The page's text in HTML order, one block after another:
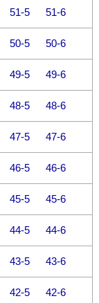
51-5 51-6
50-5 50-6
49-5 49-6
48-5 48-6
47-5 47-6
46-5 46-6
45-5 45-6
44-5 44-6
43-5 43-6
42-5 42-6